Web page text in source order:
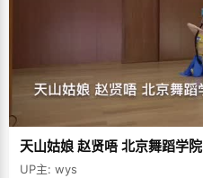
天山姑娘 赵贤唔 北京舞蹈学院
UP主: wys